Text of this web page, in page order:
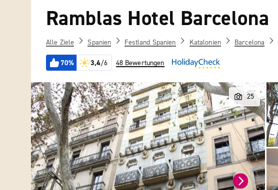
Ramblas Hotel Barcelona
Alle Ziele Spanien Festland Spanien Katalonien Barcelona
70% 3,4/6 48 Bewertungen